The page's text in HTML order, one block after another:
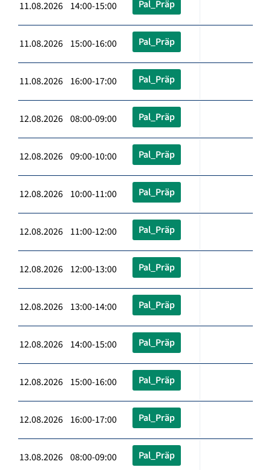
11.08.2026 14:00-15:00 Pal_Präp
11.08.2026 15:00-16:00 Pal_Präp
11.08.2026 16:00-17:00 Pal_Präp
12.08.2026 08:00-09:00 Pal_Präp
12.08.2026 09:00-10:00 Pal_Präp
12.08.2026 10:00-11:00 Pal_Präp
12.08.2026 11:00-12:00 Pal_Präp
12.08.2026 12:00-13:00 Pal_Präp
12.08.2026 13:00-14:00 Pal_Präp
12.08.2026 14:00-15:00 Pal_Präp
12.08.2026 15:00-16:00 Pal_Präp
12.08.2026 16:00-17:00 Pal_Präp
13.08.2026 08:00-09:00 Pal_Präp